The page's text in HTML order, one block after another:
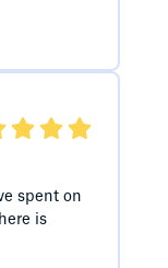
spent on
is